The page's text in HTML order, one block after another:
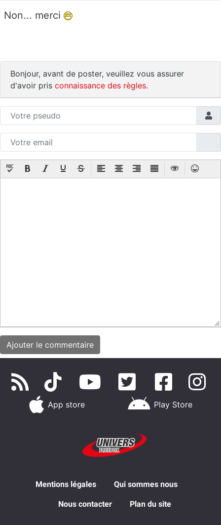
Non... merci
Bonjour, avant de poster, veuillez vous assurer
d'avoir pris connaissance des règles.
App store Play Store
Mentions légales Qui sommes nous
Nous contacter Plan du site